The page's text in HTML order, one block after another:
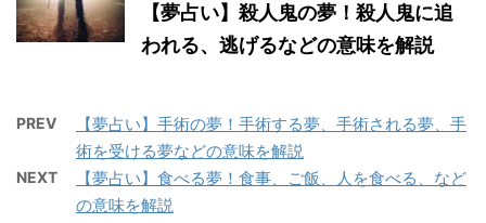
【夢占い】殺人鬼の夢！殺人鬼に追
われる、逃げるなどの意味を解説
PREV
【夢占い】手術の夢！手術する夢、手術される夢、手
術を受ける夢などの意味を解説
NEXT
【夢占い】食べる夢！食事、ご飯、人を食べる、など
の意味を解説